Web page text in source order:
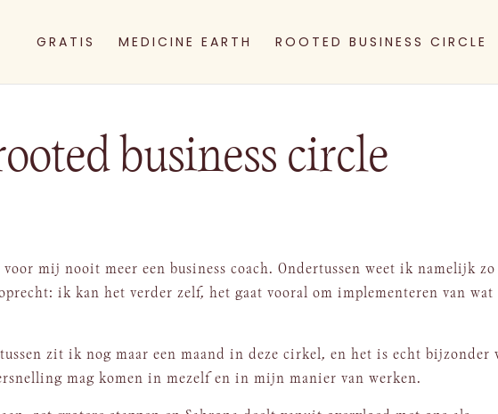
GRATIS MEDICINE EARTH ROOTED BUSINESS CIRCLE
business circle
mij nooit meer een business coach. Ondertussen weet ik namelijk zo
ik kan het verder zelf, het gaat vooral om implementeren van
zit ik nog maar een maand in deze cirkel, en het is echt bijzonder
mag komen in mezelf en in mijn manier van werken.